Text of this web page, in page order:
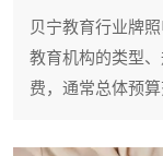
贝宁教育行业牌
教育机构的类型
费，通常总体预